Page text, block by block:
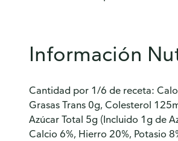
Información
Cantidad por 1/6 de receta:
Grasas Trans 0g, Colesterol
Azúcar Total 5g (Incluido 1g de
Calcio 6%, Hierro 20%, Potasio